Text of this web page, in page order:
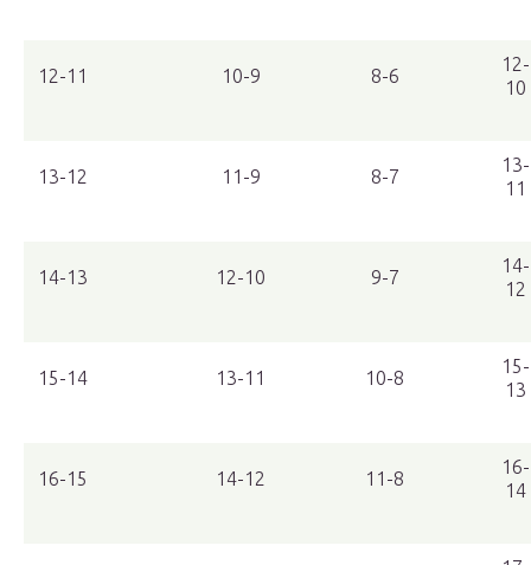
12-11 10-9 8-6
12-
10
13-12 11-9 8-7
13-
11
14-13 12-10 9-7
14-
12
15-14 13-11 10-8
15-
13
16-15 14-12 11-8
16-
14